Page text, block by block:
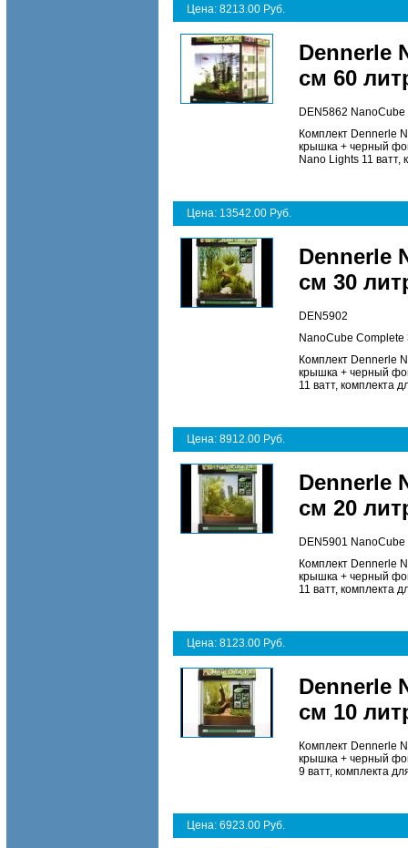
Цена: 8213.00 Руб.
Dennerle
см 60
DEN5862
Комплект Dennerle
крышка + черный
Nano Lights 11 ватт,
Цена: 13542.00 Руб.
Dennerle
см 30
DEN5902
NanoCube Complete
Комплект Dennerle
крышка + черный
11 ватт, комплекта
Цена: 8912.00 Руб.
Dennerle
см 20
DEN5901
Комплект Dennerle
крышка + черный
11 ватт, комплекта
Цена: 8123.00 Руб.
Dennerle
см 10
Комплект Dennerle
крышка + черный
9 ватт, комплекта
Цена: 6923.00 Руб.